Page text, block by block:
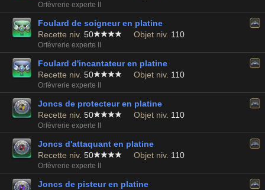
Orfèvrerie experte II
Foulard de soigneur en platine
Recette niv. 50 Objet niv. 110
Orfèvrerie experte II
Foulard d'incantateur en platine
Recette niv. 50 Objet niv. 110
Orfèvrerie experte II
Joncs de protecteur en platine
Recette niv. 50 Objet niv. 110
Orfèvrerie experte II
Joncs d'attaquant en platine
Recette niv. 50 Objet niv. 110
Orfèvrerie experte II
Joncs de pisteur en platine